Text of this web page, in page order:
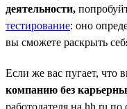
деятельности,
тестирование: оно
вы сможете раскрыть
Если же вас пугает, что
компанию без
работодателя на hh.ru